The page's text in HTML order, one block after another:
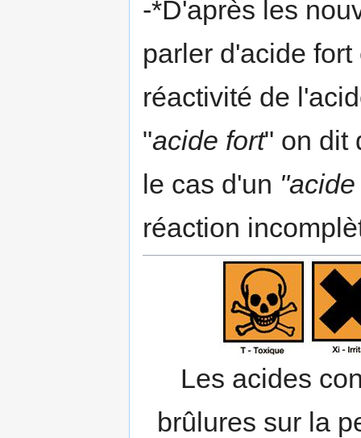
-*D'après les
parler d'acide
réactivité de
"acide fort" on dit
le cas d'un
réaction
Les acides
brûlures sur la